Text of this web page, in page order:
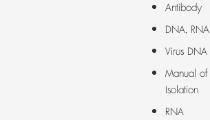
Antibody
DNA,
Virus
Manual
Isolation
RNA